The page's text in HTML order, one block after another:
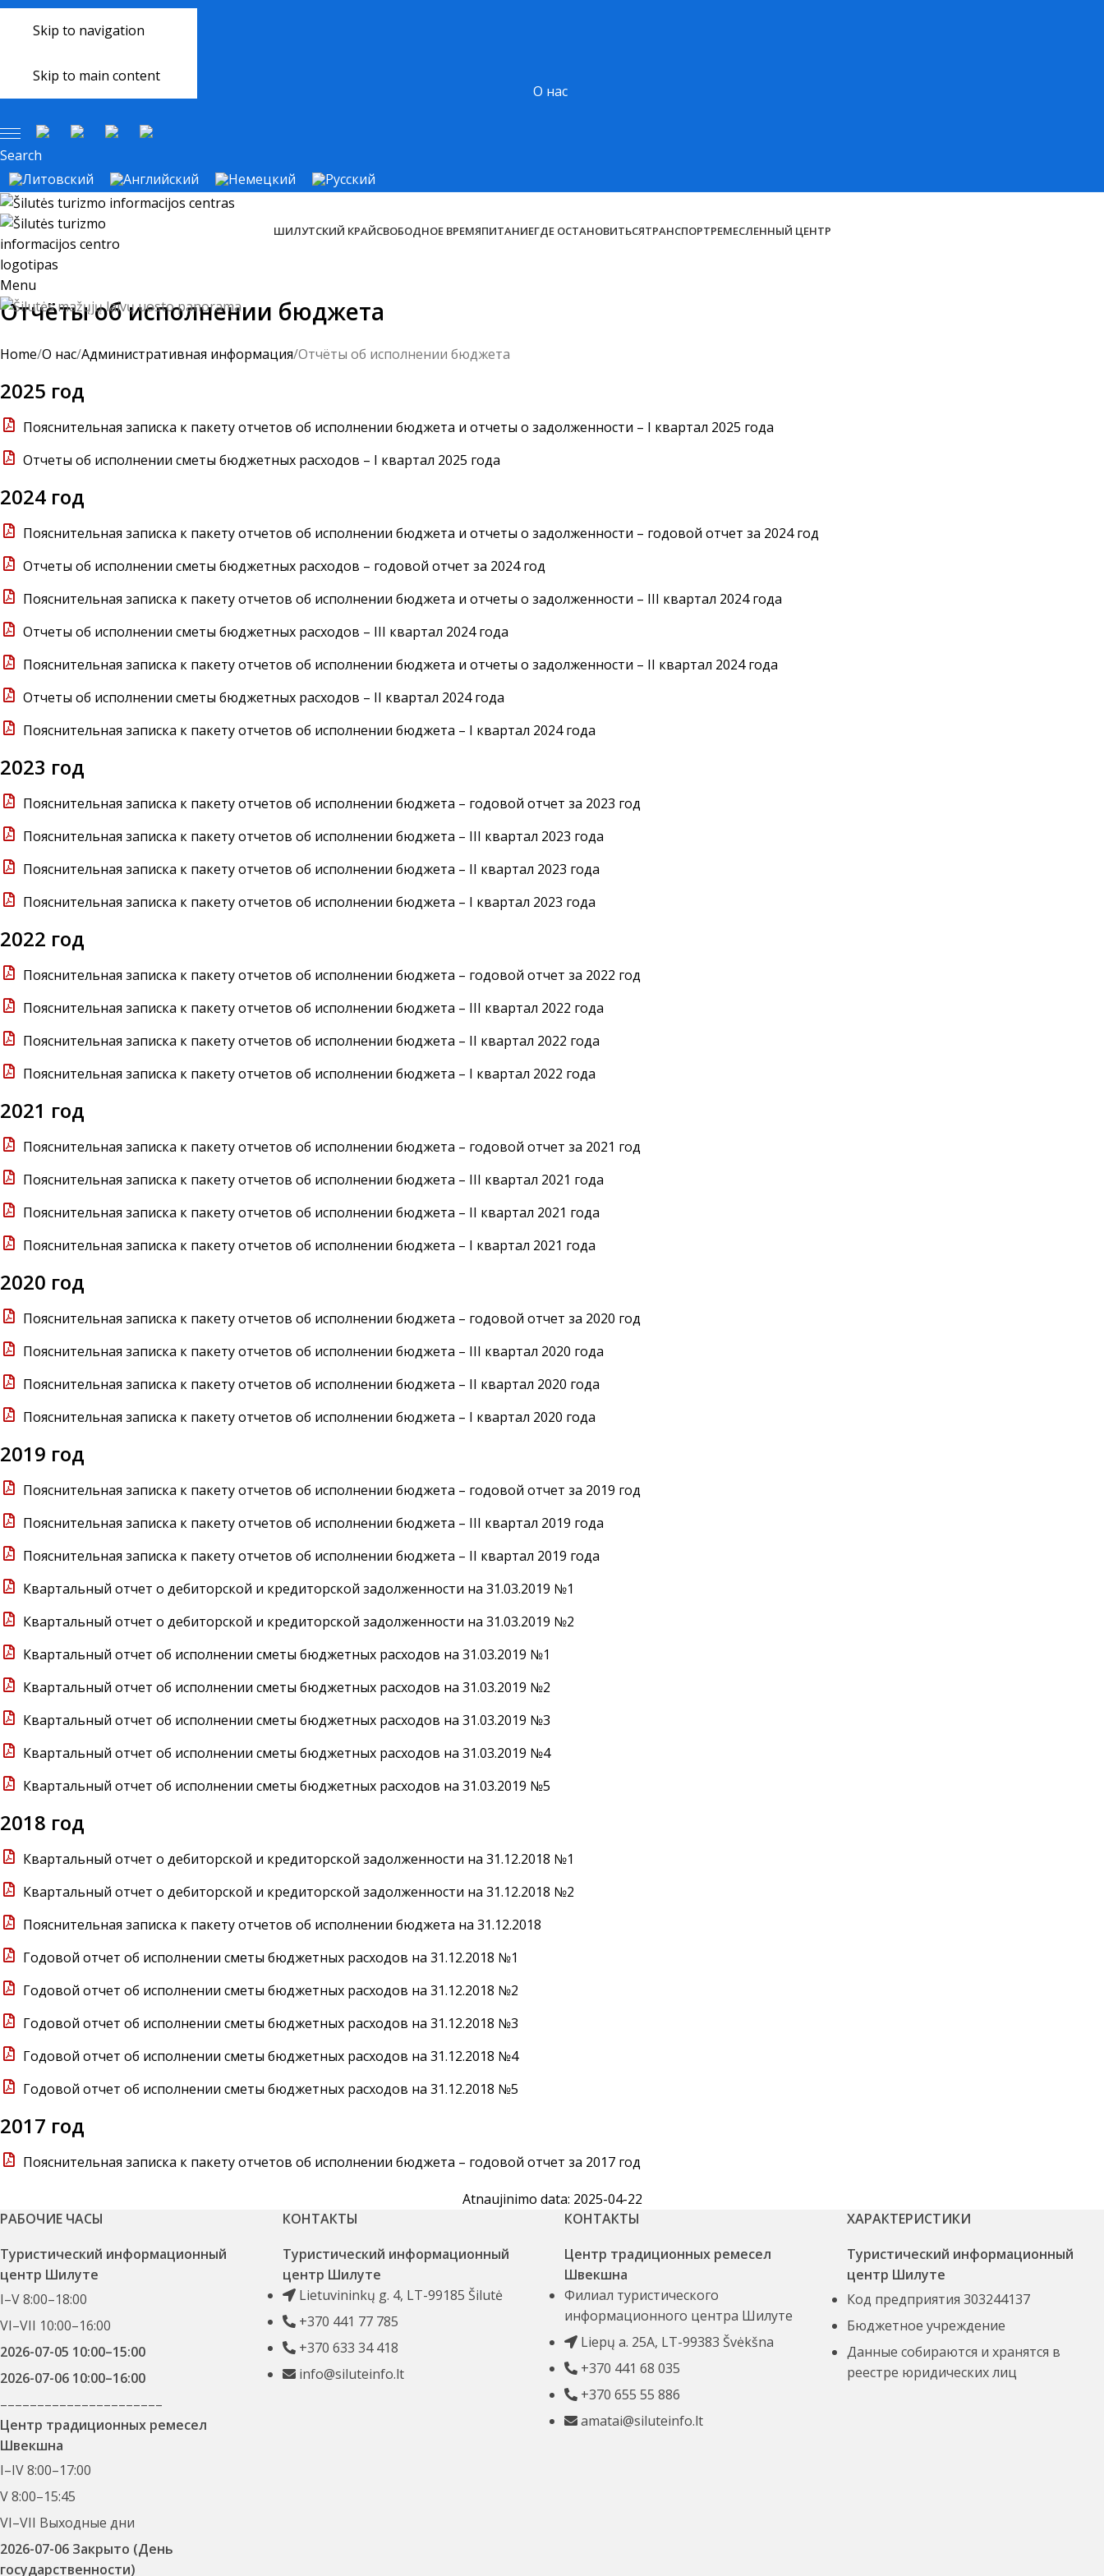
Skip to navigation
Skip to main content
О нас
Search
Menu
ШИЛУТСКИЙ КРАЙСВОБОДНОЕ ВРЕМЯПИТАНИЕГДЕ ОСТАНОВИТЬСЯТРАНСПОРТРЕМЕСЛЕННЫЙ ЦЕНТР
Отчёты об исполнении бюджета
Home О нас Административная информация Отчёты об исполнении бюджета
2025 год
Пояснительная записка к пакету отчетов об исполнении бюджета и отчеты о задолженности – I квартал 2025 года
Отчеты об исполнении сметы бюджетных расходов – I квартал 2025 года
2024 год
Пояснительная записка к пакету отчетов об исполнении бюджета и отчеты о задолженности – годовой отчет за 2024 год
Отчеты об исполнении сметы бюджетных расходов – годовой отчет за 2024 год
Пояснительная записка к пакету отчетов об исполнении бюджета и отчеты о задолженности – III квартал 2024 года
Отчеты об исполнении сметы бюджетных расходов – III квартал 2024 года
Пояснительная записка к пакету отчетов об исполнении бюджета и отчеты о задолженности – II квартал 2024 года
Отчеты об исполнении сметы бюджетных расходов – II квартал 2024 года
Пояснительная записка к пакету отчетов об исполнении бюджета – I квартал 2024 года
2023 год
Пояснительная записка к пакету отчетов об исполнении бюджета – годовой отчет за 2023 год
Пояснительная записка к пакету отчетов об исполнении бюджета – III квартал 2023 года
Пояснительная записка к пакету отчетов об исполнении бюджета – II квартал 2023 года
Пояснительная записка к пакету отчетов об исполнении бюджета – I квартал 2023 года
2022 год
Пояснительная записка к пакету отчетов об исполнении бюджета – годовой отчет за 2022 год
Пояснительная записка к пакету отчетов об исполнении бюджета – III квартал 2022 года
Пояснительная записка к пакету отчетов об исполнении бюджета – II квартал 2022 года
Пояснительная записка к пакету отчетов об исполнении бюджета – I квартал 2022 года
2021 год
Пояснительная записка к пакету отчетов об исполнении бюджета – годовой отчет за 2021 год
Пояснительная записка к пакету отчетов об исполнении бюджета – III квартал 2021 года
Пояснительная записка к пакету отчетов об исполнении бюджета – II квартал 2021 года
Пояснительная записка к пакету отчетов об исполнении бюджета – I квартал 2021 года
2020 год
Пояснительная записка к пакету отчетов об исполнении бюджета – годовой отчет за 2020 год
Пояснительная записка к пакету отчетов об исполнении бюджета – III квартал 2020 года
Пояснительная записка к пакету отчетов об исполнении бюджета – II квартал 2020 года
Пояснительная записка к пакету отчетов об исполнении бюджета – I квартал 2020 года
2019 год
Пояснительная записка к пакету отчетов об исполнении бюджета – годовой отчет за 2019 год
Пояснительная записка к пакету отчетов об исполнении бюджета – III квартал 2019 года
Пояснительная записка к пакету отчетов об исполнении бюджета – II квартал 2019 года
Квартальный отчет о дебиторской и кредиторской задолженности на 31.03.2019 №1
Квартальный отчет о дебиторской и кредиторской задолженности на 31.03.2019 №2
Квартальный отчет об исполнении сметы бюджетных расходов на 31.03.2019 №1
Квартальный отчет об исполнении сметы бюджетных расходов на 31.03.2019 №2
Квартальный отчет об исполнении сметы бюджетных расходов на 31.03.2019 №3
Квартальный отчет об исполнении сметы бюджетных расходов на 31.03.2019 №4
Квартальный отчет об исполнении сметы бюджетных расходов на 31.03.2019 №5
2018 год
Квартальный отчет о дебиторской и кредиторской задолженности на 31.12.2018 №1
Квартальный отчет о дебиторской и кредиторской задолженности на 31.12.2018 №2
Пояснительная записка к пакету отчетов об исполнении бюджета на 31.12.2018
Годовой отчет об исполнении сметы бюджетных расходов на 31.12.2018 №1
Годовой отчет об исполнении сметы бюджетных расходов на 31.12.2018 №2
Годовой отчет об исполнении сметы бюджетных расходов на 31.12.2018 №3
Годовой отчет об исполнении сметы бюджетных расходов на 31.12.2018 №4
Годовой отчет об исполнении сметы бюджетных расходов на 31.12.2018 №5
2017 год
Пояснительная записка к пакету отчетов об исполнении бюджета – годовой отчет за 2017 год
Atnaujinimo data: 2025-04-22
РАБОЧИЕ ЧАСЫ
Туристический информационный
центр Шилуте
I–V 8:00–18:00
VI–VII 10:00–16:00
2026-07-05 10:00–15:00
2026-07-06 10:00–16:00
––––––––––––––––––––––
Центр традиционных ремесел
Швекшна
I–IV 8:00–17:00
V 8:00–15:45
VI–VII Выходные дни
2026-07-06 Закрыто (День
государственности)
КОНТАКТЫ
Туристический информационный
центр Шилуте
Lietuvininkų g. 4, LT-99185 Šilutė
+370 441 77 785
+370 633 34 418
info@siluteinfo.lt
КОНТАКТЫ
Центр традиционных ремесел
Швекшна
Филиал туристического
информационного центра Шилуте
Liepų a. 25A, LT-99383 Švėkšna
+370 441 68 035
+370 655 55 886
amatai@siluteinfo.lt
ХАРАКТЕРИСТИКИ
Туристический информационный
центр Шилуте
Код предприятия 303244137
Бюджетное учреждение
Данные собираются и хранятся в
реестре юридических лиц